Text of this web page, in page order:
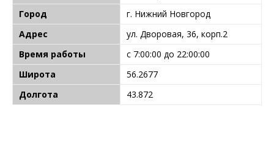
Город
г. Нижний Новгород
Адрес
ул. Дворовая, 36, корп.2
Время работы
с 7:00:00 до 22:00:00
Широта
56.2677
Долгота
43.872